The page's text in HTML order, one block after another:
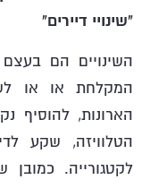
"שינויי דיירים"
השינויים הם
המקלחת או או
הארונות, להוסיף
הטלוויזה, שקע
לקטגורייה. כמובן